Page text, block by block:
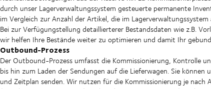
durch unser Lagerverwaltungssystem gesteuerte permanente
im Vergleich zur Anzahl der Artikel, die im
Bei zur Verfügungstellung detaillierterer Bestandsdaten wie z.B.
wir helfen Ihre Bestände weiter zu optimieren und damit Ihr
Outbound-Prozess
Der Outbound-Prozess umfasst die Kommissionierung, Kontrolle
bis hin zum Laden der Sendungen auf die Lieferwagen. Sie
und Zeitplan senden. Wir nutzen für die Kommissionierung je